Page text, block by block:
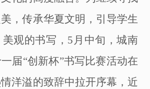
，传承华夏文明，引导学生
观的书写， 5 月中旬，城南
届“创新杯”书写比赛活动在
洋溢的致辞中拉开序幕，近